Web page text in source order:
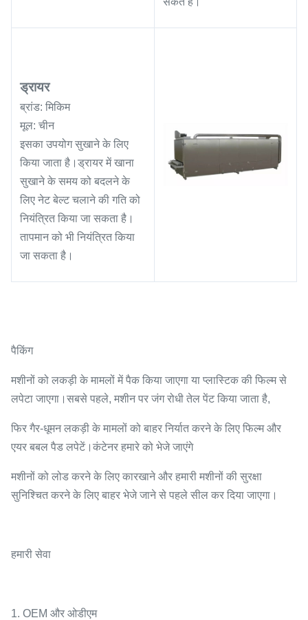
ड्रायर
ब्रांड: मिकिम
मूल: चीन
इसका उपयोग सुखाने के लिए
किया जाता है।ड्रायर में खाना
सुखाने के समय को बदलने के
लिए नेट बेल्ट चलाने की गति को
नियंत्रित किया जा सकता है।
तापमान को भी नियंत्रित किया
जा सकता है।
पैकिंग
मशीनों को लकड़ी के मामलों में पैक किया जाएगा या प्लास्टिक की फिल्म से
लपेटा जाएगा।सबसे पहले, मशीन पर जंग रोधी तेल पेंट किया जाता है,
फिर गैर-धूमन लकड़ी के मामलों को बाहर निर्यात करने के लिए फिल्म और
एयर बबल पैड लपेटें।कंटेनर हमारे को भेजे जाएंगे
मशीनों को लोड करने के लिए कारखाने और हमारी मशीनों की सुरक्षा
सुनिश्चित करने के लिए बाहर भेजे जाने से पहले सील कर दिया जाएगा।
हमारी सेवा
1. OEM और ओडीएम